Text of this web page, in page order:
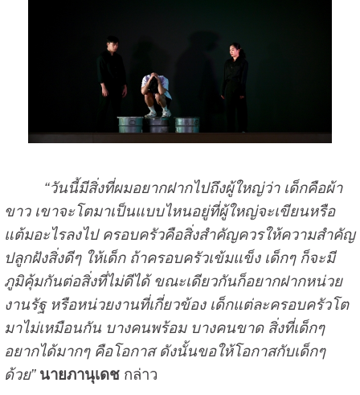
“วันนี้มีสิ่งที่ผมอยากฝากไปถึงผู้ใหญ่ว่า เด็กคือผ้า
ขาว เขาจะโตมาเป็นแบบไหนอยู่ที่ผู้ใหญ่จะเขียนหรือ
แต้มอะไรลงไป ครอบครัวคือสิ่งสำคัญควรให้ความสำคัญ
ปลูกฝังสิ่งดีๆ ให้เด็ก ถ้าครอบครัวเข้มแข็ง เด็กๆ ก็จะมี
ภูมิคุ้มกันต่อสิ่งที่ไม่ดีได้ ขณะเดียวกันก็อยากฝากหน่วย
งานรัฐ หรือหน่วยงานที่เกี่ยวข้อง เด็กแต่ละครอบครัวโต
มาไม่เหมือนกัน บางคนพร้อม บางคนขาด สิ่งที่เด็กๆ
อยากได้มากๆ คือโอกาส ดังนั้นขอให้โอกาสกับเด็กๆ
ด้วย” นายภานุเดชกล่าว